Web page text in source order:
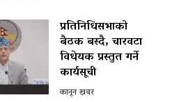
प्रतिनिधिसभाको
बैठक बस्दै, चारवटा
विधेयक प्रस्तुत गर्ने
कार्यसूची
कानून खबर